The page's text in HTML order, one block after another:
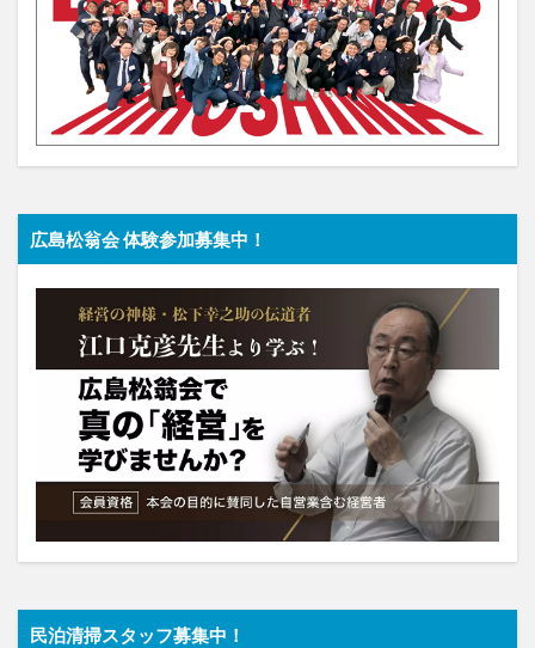
広島松翁会 体験参加募集中！
民泊清掃スタッフ募集中！